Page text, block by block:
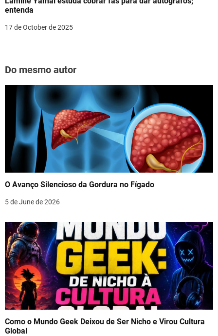
entenda
17 de October de 2025
Do mesmo autor
O Avanço Silencioso da Gordura no Fígado
5 de June de 2026
Como o Mundo Geek Deixou de Ser Nicho e Virou Cultura
Global